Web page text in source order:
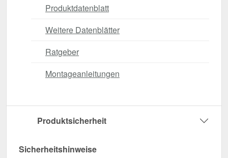
Produktdatenblatt
Weitere Datenblätter
Ratgeber
Montageanleitungen
Produktsicherheit
Sicherheitshinweise